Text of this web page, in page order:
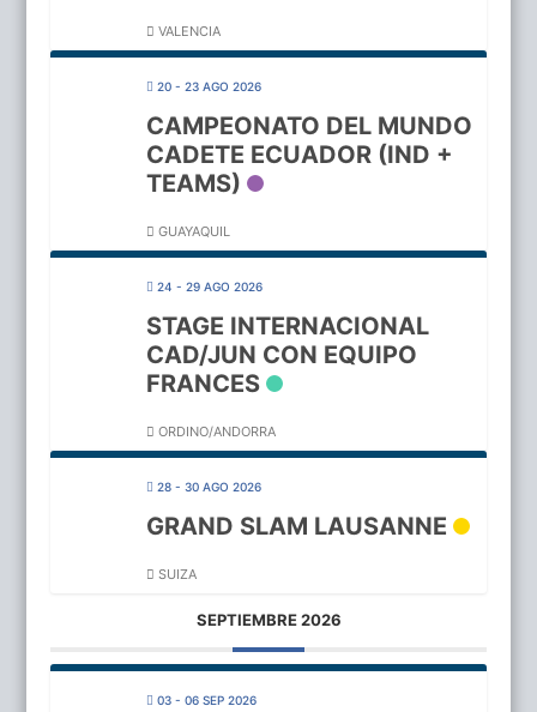
VALENCIA
20 - 23 AGO 2026
CAMPEONATO DEL MUNDO
CADETE ECUADOR (IND +
TEAMS)
GUAYAQUIL
24 - 29 AGO 2026
STAGE INTERNACIONAL
CAD/JUN CON EQUIPO
FRANCES
ORDINO/ANDORRA
28 - 30 AGO 2026
GRAND SLAM LAUSANNE
SUIZA
SEPTIEMBRE 2026
03 - 06 SEP 2026